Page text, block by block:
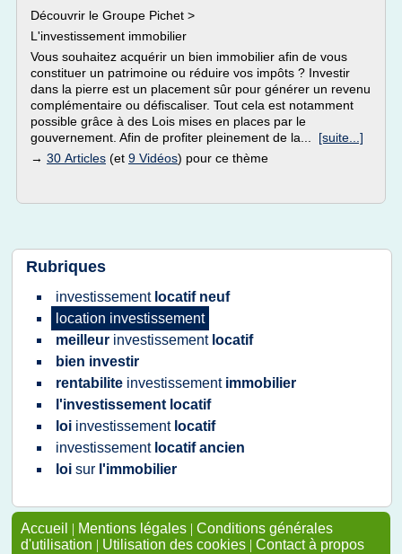
Découvrir le Groupe Pichet >
L'investissement immobilier
Vous souhaitez acquérir un bien immobilier afin de vous
constituer un patrimoine ou réduire vos impôts ? Investir
dans la pierre est un placement sûr pour générer un revenu
complémentaire ou défiscaliser. Tout cela est notamment
possible grâce à des Lois mises en places par le
gouvernement. Afin de profiter pleinement de la... [suite...]
→ 30 Articles (et 9 Vidéos) pour ce thème
Rubriques
investissement locatif neuf
location investissement
meilleur investissement locatif
bien investir
rentabilite investissement immobilier
l'investissement locatif
loi investissement locatif
investissement locatif ancien
loi sur l'immobilier
Accueil | Mentions légales | Conditions générales
d'utilisation | Utilisation des cookies | Contact à propos